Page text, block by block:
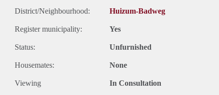
District/Neighbourhood: Huizum-Badweg
Register municipality: Yes
Status: Unfurnished
Housemates: None
Viewing In Consultation